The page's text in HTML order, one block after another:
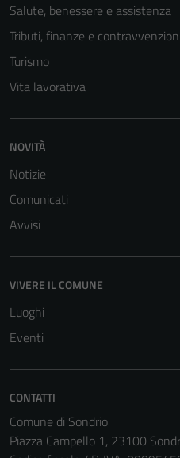
Salute, benessere e assistenza
Tributi, finanze e contravvenzioni
Turismo
Vita lavorativa
NOVITÀ
Notizie
Comunicati
Avvisi
VIVERE IL COMUNE
Luoghi
Eventi
CONTATTI
Comune di Sondrio
Piazza Campello 1, 23100